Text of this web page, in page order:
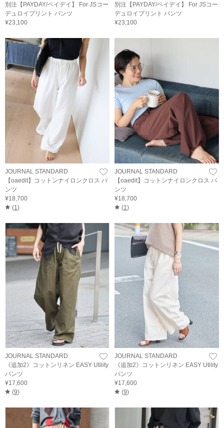
別注【PAYDAY/ペイデイ】 For JSコー
デュロイプリント パンツ
¥23,100
別注【PAYDAY/ペイデイ】 For JSコー
デュロイプリント パンツ
¥23,100
JOURNAL STANDARD
【oaedit】コットンナイロンクロス パ
ンツ
¥18,700
(1 )
JOURNAL STANDARD
【oaedit】コットンナイロンクロス パ
ンツ
¥18,700
(1 )
JOURNAL STANDARD
《追加2》コットンリネン EASY Utility
パンツ
¥17,600
(9)
JOURNAL STANDARD
《追加2》コットンリネン EASY Utility
パンツ
¥17,600
(9)